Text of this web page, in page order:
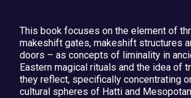
This book focuses on the element of
makeshift gates, makeshift structures
doors – as concepts of liminality in
Eastern magical rituals and the idea of
they reflect, specifically concentrating
cultural spheres of Hatti and